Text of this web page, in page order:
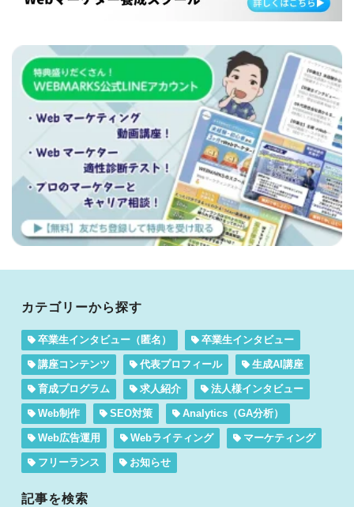
カテゴリーから探す
卒業生インタビュー（匿名） 卒業生インタビュー
講座コンテンツ 代表プロフィール 生成AI講座
育成プログラム 求人紹介 法人様インタビュー
Web制作 SEO対策 Analytics（GA分析）
Web広告運用 Webライティング マーケティング
フリーランス お知らせ
記事を検索